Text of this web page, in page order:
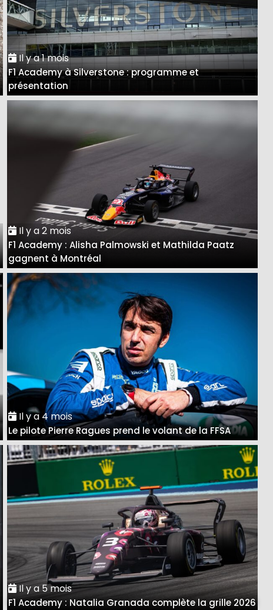
Il y a 1 mois
F1 Academy à Silverstone : programme et
présentation
Il y a 2 mois
F1 Academy : Alisha Palmowski et Mathilda Paatz
gagnent à Montréal
Il y a 4 mois
Le pilote Pierre Ragues prend le volant de la FFSA
Il y a 5 mois
F1 Academy : Natalia Granada complète la grille 2026